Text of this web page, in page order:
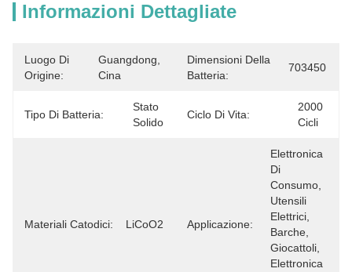
Informazioni Dettagliate
Luogo Di
Origine:
Guangdong,
Cina
Dimensioni Della
Batteria:
703450
Tipo Di Batteria:
Stato
Solido
Ciclo Di Vita:
2000
Cicli
Materiali Catodici: LiCoO2 Applicazione:
Elettronica
Di
Consumo,
Utensili
Elettrici,
Barche,
Giocattoli,
Elettronica